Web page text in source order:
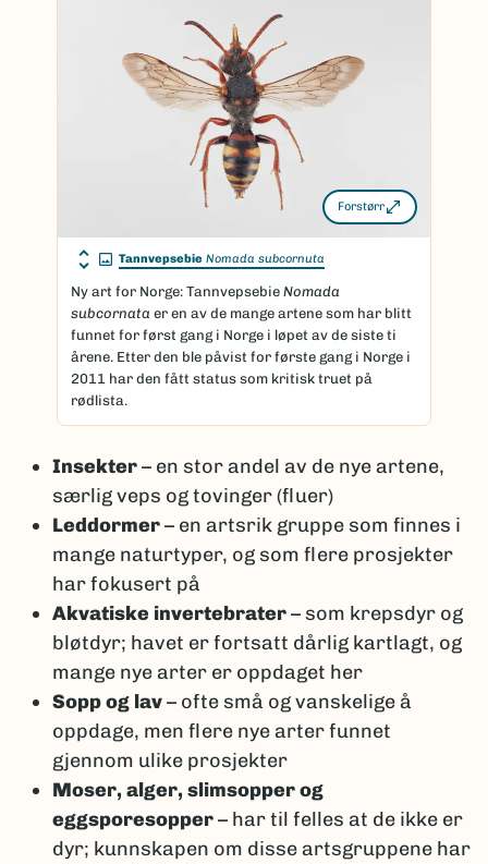
genetiske forskjeller og dermed regnes som
flere arter (kryptisk diversitet).
Artsantallet kan også endre seg
Selv Linné beskrev stokkand hann og hunn som
to ulike arter før det ble klart at det dreide seg
Noen arter kan variere mye i utseende, men med
molekylære teknikker, som DNA-analyser, kan
slike tilfeller oppklares.
Taksonomi er dynamisk
Selv om et artsprosjekt er avsluttet, jobbes det
videre med artene i de vitenskapelige
institusjonene. Noen arter blir beskrevet, noen
slås sammen, og noen splittes i flere arter etter
hvert som ny kunnskap kommer til.
Forstørr
Tannvepsebie Nomada subcornuta
Ny art for Norge: Tannvepsebie Nomada
subcornata er en av de mange artene som har blitt
funnet for først gang i Norge i løpet av de siste ti
årene. Etter den ble påvist for første gang i Norge i
2011 har den fått status som kritisk truet på
rødlista.
Insekter– en stor andel av de nye artene,
særlig veps og tovinger (fluer)
Leddormer– en artsrik gruppe som finnes i
mange naturtyper, og som flere prosjekter
har fokusert på
Akvatiske invertebrater– som krepsdyr og
bløtdyr; havet er fortsatt dårlig kartlagt, og
mange nye arter er oppdaget her
Sopp og lav– ofte små og vanskelige å
oppdage, men flere nye arter funnet
gjennom ulike prosjekter
Moser, alger, slimsopper og
eggsporesopper– har til felles at de ikke er
dyr; kunnskapen om disse artsgruppene har